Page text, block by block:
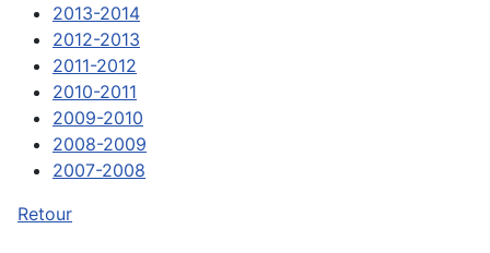
2013-2014
2012-2013
2011-2012
2010-2011
2009-2010
2008-2009
2007-2008
Retour